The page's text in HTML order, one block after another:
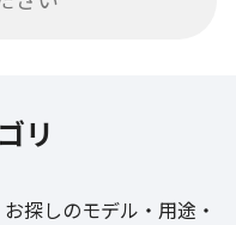
リ
探しのモデル・用途・